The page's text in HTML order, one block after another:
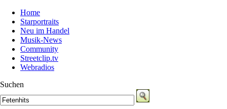
Home
Starportraits
Neu im Handel
Musik-News
Community
Streetclip.tv
Webradios
Suchen